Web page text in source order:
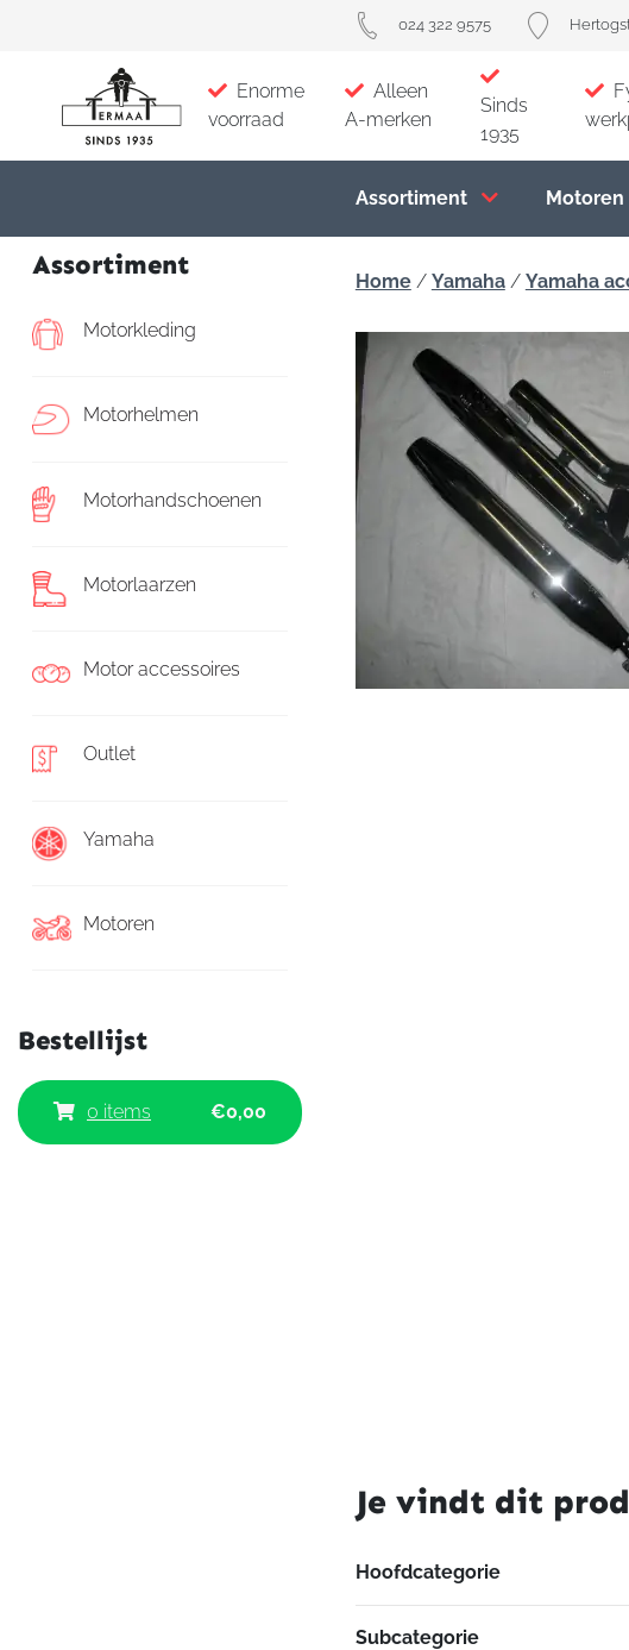
024 322 9575
Enorme
voorraad
Alleen
A-merken
Sinds
1935
Assortiment Motoren
Assortiment
Motorkleding
Motorhelmen
Motorhandschoenen
Motorlaarzen
Motor accessoires
Outlet
Yamaha
Motoren
Bestellijst
0 items €0,00
Home/ Yamaha/ Yamaha
Je vindt dit
Hoofdcategorie
Subcategorie